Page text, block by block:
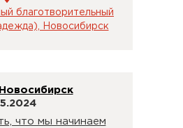
благотворительный
Новосибирск
что мы начинаем